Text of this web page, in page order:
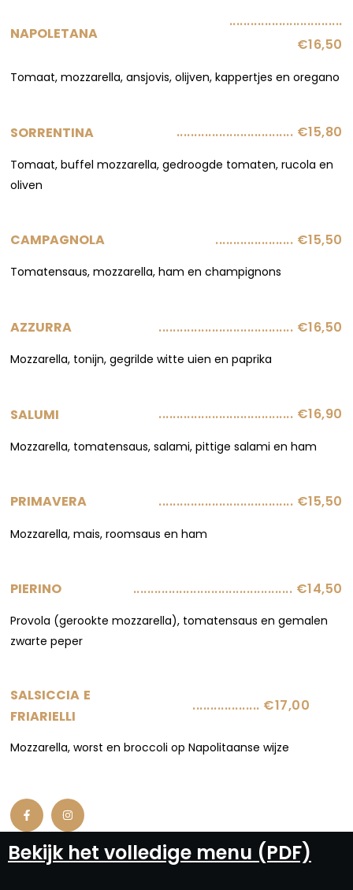
NAPOLETANA
................................
€16,50
Tomaat, mozzarella, ansjovis, olijven, kappertjes en oregano
SORRENTINA ................................. €15,80
Tomaat, buffel mozzarella, gedroogde tomaten, rucola en
oliven
CAMPAGNOLA ...................... €15,50
Tomatensaus, mozzarella, ham en champignons
AZZURRA ...................................... €16,50
Mozzarella, tonijn, gegrilde witte uien en paprika
SALUMI ...................................... €16,90
Mozzarella, tomatensaus, salami, pittige salami en ham
PRIMAVERA ...................................... €15,50
Mozzarella, mais, roomsaus en ham
PIERINO ............................................. €14,50
Provola (gerookte mozzarella), tomatensaus en gemalen
zwarte peper
SALSICCIA E
FRIARIELLI
................... €17,00
Mozzarella, worst en broccoli op Napolitaanse wijze
Bekijk het volledige menu (PDF)